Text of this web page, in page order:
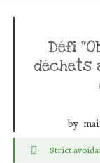
Défi
déchets
by:
Strict